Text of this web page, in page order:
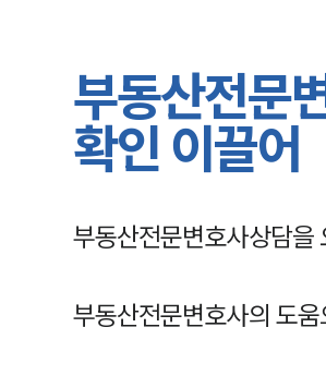
부동산전문
확인 이끌어
부동산전문변호사상담을
부동산전문변호사의 도